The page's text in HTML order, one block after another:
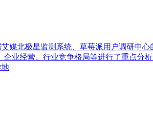
媒北极星监测系统、草莓派用户调研中
企业经营、行业竞争格局等进行了重点
地